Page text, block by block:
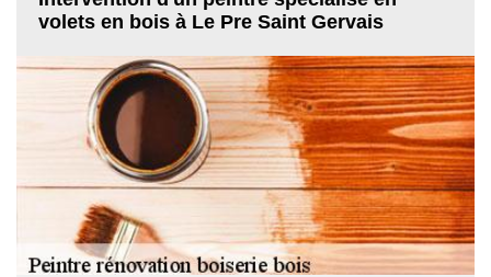
volets en bois à Le Pre Saint Gervais